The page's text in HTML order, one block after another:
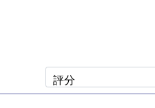
評分